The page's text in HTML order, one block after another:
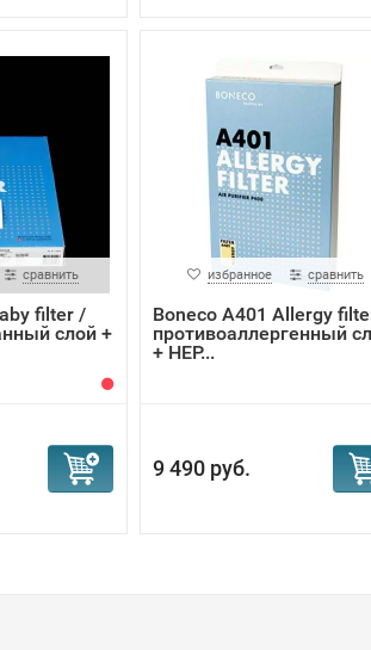
сравнить
filter /
слой +
избранное сравнить
Boneco A401 Allergy
противоаллергенный
+ НЕР...
9 490 руб.